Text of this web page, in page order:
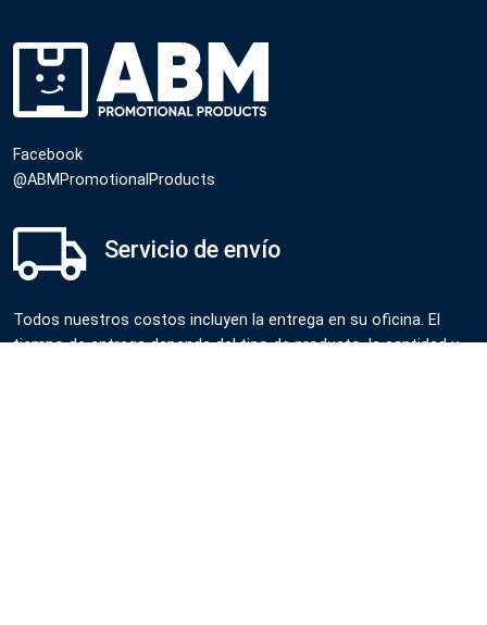
Facebook
@ABMPromotionalProducts
Servicio de envío
Todos nuestros costos incluyen la entrega en su oficina. El
tiempo de entrega depende del tipo de producto, la cantidad y